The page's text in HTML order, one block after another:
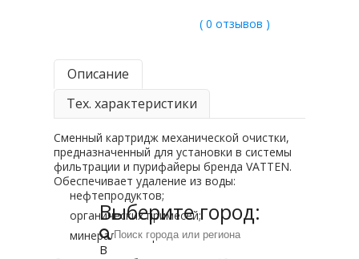
( 0 отзывов )
Описание
Тех. характеристики
Сменный картридж механической очистки,
предназначенный для установки в системы
фильтрации и пурифайеры бренда VATTEN.
Обеспечивает удаление из воды:
нефтепродуктов;
органических примесей;
минеральных примесей.
Выберите город:
В